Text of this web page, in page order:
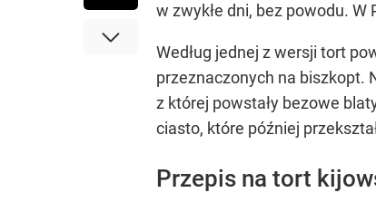
w zwykłe dni, bez powodu.
Według jednej z wersji tort
przeznaczonych na biszkopt.
z której powstały bezowe
ciasto, które później
Przepis na tort